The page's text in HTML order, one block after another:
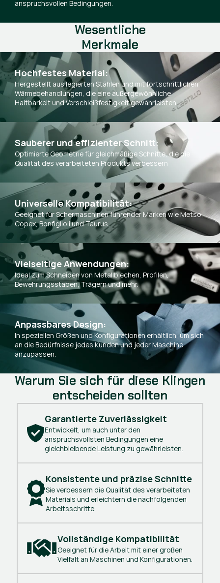
anspruchsvollen Bedingungen.
Warum Sie sich für diese Klingen
entscheiden sollten
Garantierte Zuverlässigkeit
Entwickelt, um auch unter den
anspruchsvollsten Bedingungen eine
gleichbleibende Leistung zu gewährleisten.
Konsistente und präzise Schnitte
Sie verbessern die Qualität des verarbeiteten
Materials und erleichtern die nachfolgenden
Arbeitsschritte.
Vollständige Kompatibilität
Geeignet für die Arbeit mit einer großen
Vielfalt an Maschinen und Konfigurationen.
Wesentliche
Merkmale
Hochfestes Material:
Hergestellt aus legierten Stählen und mit fortschrittlichen
Wärmebehandlungen, die eine außergewöhnliche
Haltbarkeit und Verschleißfestigkeit gewährleisten.
Sauberer und effizienter Schnitt:
Optimierte Geometrie für gleichmäßige Schnitte, die die
Qualität des verarbeiteten Produkts verbessern
Universelle Kompatibilität:
Geeignet für Schermaschinen führender Marken wie Metso,
Copex, Bonfiglioli und Taurus.
Vielseitige Anwendungen:
Ideal zum Schneiden von Metallblechen, Profilen,
Bewehrungsstäben, Trägern und mehr.
Anpassbares Design:
In speziellen Größen und Konfigurationen erhältlich, um sich
an die Bedürfnisse jedes Kunden und jeder Maschine
anzupassen.